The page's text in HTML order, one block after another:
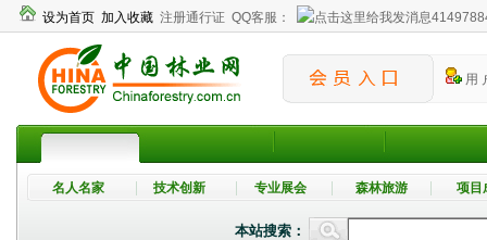
设为首页 加入收藏 注册通行证 QQ客服：
用
名人名家 技术创新 专业展会 森林旅游 项目
本站搜索：